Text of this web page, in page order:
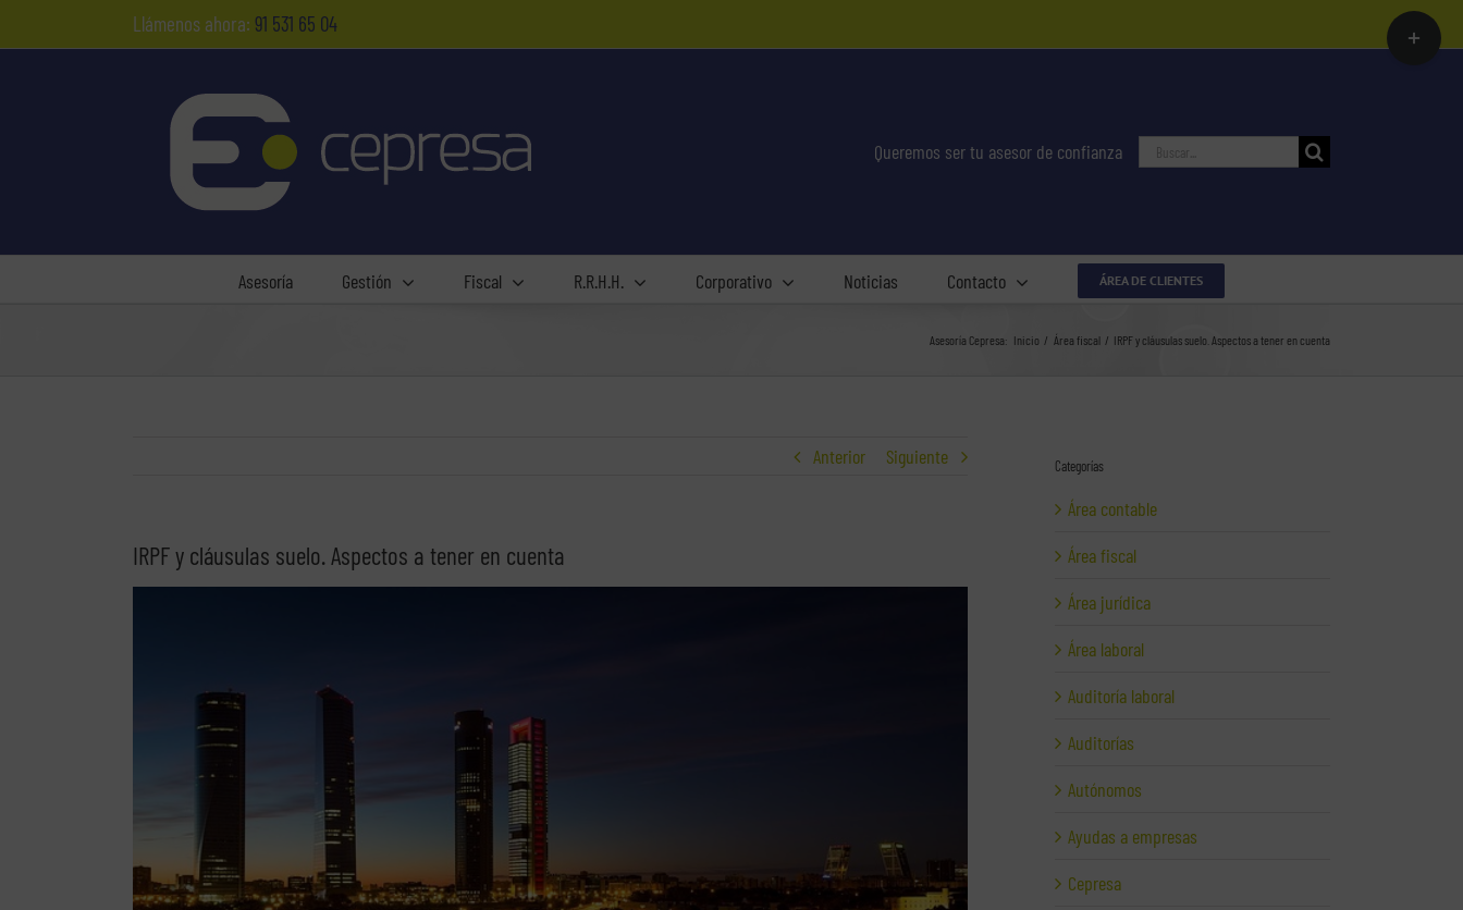
Llámenos ahora: 91 531 65 04
Queremos ser tu asesor de confianza Buscar:
Asesoría Gestión Fiscal R.R.H.H. Corporativo Noticias Contacto ÁREA DE CLIENTES
Asesoría Cepresa: Inicio Área fiscal IRPF y cláusulas suelo. Aspectos a tener en cuenta
Anterior Siguiente
IRPF y cláusulas suelo. Aspectos a tener en cuenta
Categorías
Área contable
Área fiscal
Área jurídica
Área laboral
Auditoría laboral
Auditorías
Autónomos
Ayudas a empresas
Cepresa
Toggle
Sliding